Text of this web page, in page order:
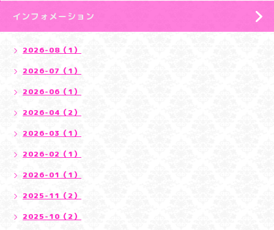
インフォメーション
2026-08（1）
2026-07（1）
2026-06（1）
2026-04（2）
2026-03（1）
2026-02（1）
2026-01（1）
2025-11（2）
2025-10（2）